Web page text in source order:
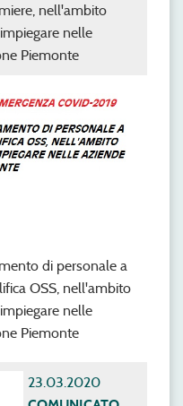
nell'ambito
nelle
Piemonte
di personale a
OSS, nell'ambito
nelle
Piemonte
23.03.2020